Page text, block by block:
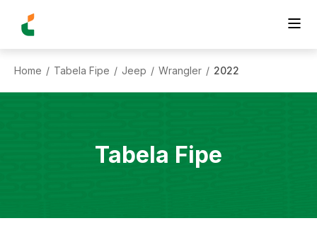
Home / Tabela Fipe / Jeep / Wrangler / 2022
Tabela Fipe